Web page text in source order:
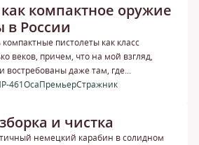
компактное оружие
в России
пистолеты как класс
веков, причем, что на мой взгляд,
востребованы даже там, где...
461ОсаПремьерСтражник
и чистка
немецкий карабин в солидном